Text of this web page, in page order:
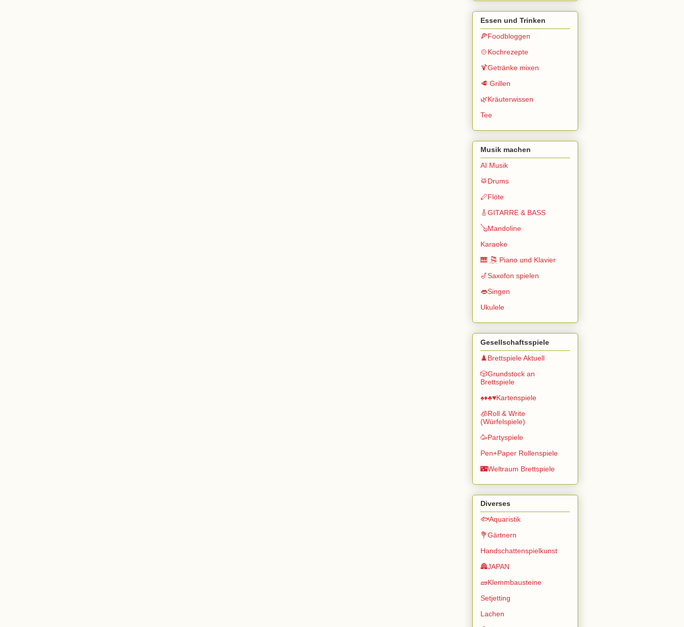
Essen und Trinken
🍕Foodbloggen
🍲Kochrezepte
🍹Getränke mixen
🥩 Grillen
🌿Kräuterwissen
Tee
Musik machen
AI Musik
🥁Drums
🪈Flöte
🎸GITARRE & BASS
🪕Mandoline
Karaoke
🎹 🎘 Piano und Klavier
🎷Saxofon spielen
👄Singen
Ukulele
Gesellschaftsspiele
♟️Brettspiele Aktuell
🎲Grundstock an
Brettspiele
♠️♦️♣️♥️Kartenspiele
🧊Roll & Write
(Würfelspiele)
🥳Partyspiele
Pen+Paper Rollenspiele
🌃Weltraum Brettspiele
Diverses
🐟Aquaristik
💐Gärtnern
Handschattenspielkunst
🏯JAPAN
🧱Klemmbausteine
Setjetting
Lachen